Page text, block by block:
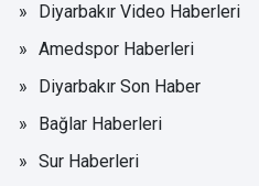
Diyarbakır Video Haberleri
Amedspor Haberleri
Diyarbakır Son Haber
Bağlar Haberleri
Sur Haberleri